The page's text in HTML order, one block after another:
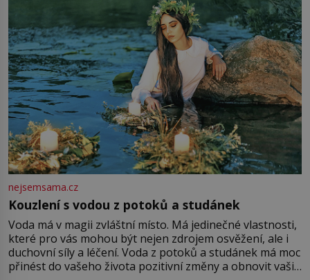
nejsemsama.cz
Kouzlení s vodou z potoků a studánek
Voda má v magii zvláštní místo. Má jedinečné vlastnosti,
které pro vás mohou být nejen zdrojem osvěžení, ale i
duchovní síly a léčení. Voda z potoků a studánek má moc
přinést do vašeho života pozitivní změny a obnovit vaši